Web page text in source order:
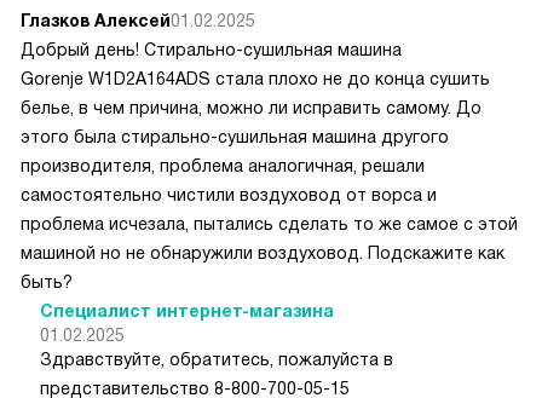
Глазков Алексей01.02.2025
Добрый день! Стирально-сушильная машина
Gorenje W1D2A164ADS стала плохо не до конца сушить
белье, в чем причина, можно ли исправить самому. До
этого была стирально-сушильная машина другого
производителя, проблема аналогичная, решали
самостоятельно чистили воздуховод от ворса и
проблема исчезала, пытались сделать то же самое с этой
машиной но не обнаружили воздуховод. Подскажите как
быть?
Специалист интернет-магазина
01.02.2025
Здравствуйте, обратитесь, пожалуйста в
представительство 8-800-700-05-15